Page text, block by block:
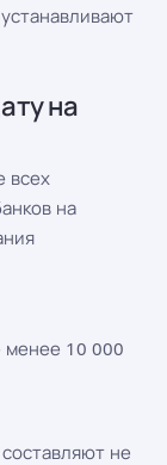
на
всех
на
менее 10 000
не